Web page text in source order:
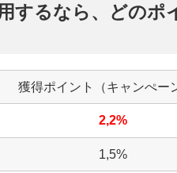
するなら、どのポ
獲得ポイント（キャンぺー
2,2%
1,5%